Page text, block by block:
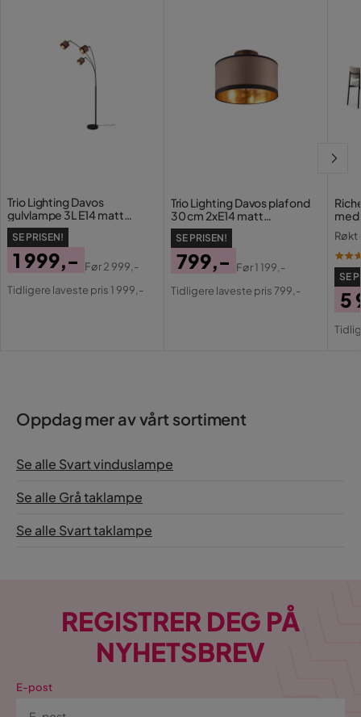
Dimmer Ikke dimmbar
Trio Lighting Davos
gulvlampe 3L E14 matt
svart/greige
SE PRISEN!
Pris
1 999,-
Original
Før2 999,-
Tidligere laveste pris 1 999,-
Trio Lighting Davos plafond
30 cm 2xE14 matt
svart/greige
SE PRISEN!
Pris
799,-
Original
Før1 199,-
Tidligere laveste pris 799,-
med
Røkt
SE
5
Oppdag mer av vårt sortiment
Se alle Svart vinduslampe
Se alle Grå taklampe
Se alle Svart taklampe
REGISTRER DEG PÅ
NYHETSBREV
E-post